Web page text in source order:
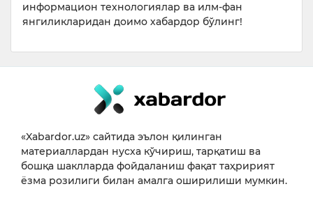
информацион технологиялар ва илм-фан
янгиликларидан доимо хабардор бўлинг!
«Xabardor.uz» сайтида эълон қилинган
материаллардан нусха кўчириш, тарқатиш ва
бошқа шаклларда фойдаланиш фақат таҳририят
ёзма розилиги билан амалга оширилиши мумкин.